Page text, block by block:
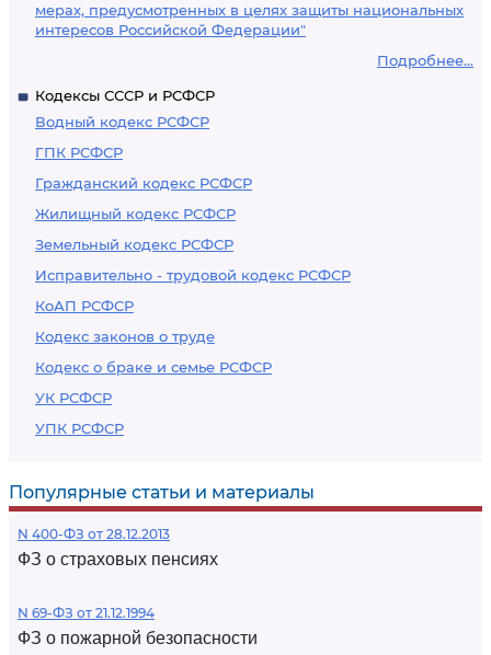
мерах, предусмотренных в целях защиты национальных
интересов Российской Федерации"
Подробнее...
Кодексы СССР и РСФСР
Водный кодекс РСФСР
ГПК РСФСР
Гражданский кодекс РСФСР
Жилищный кодекс РСФСР
Земельный кодекс РСФСР
Исправительно - трудовой кодекс РСФСР
КоАП РСФСР
Кодекс законов о труде
Кодекс о браке и семье РСФСР
УК РСФСР
УПК РСФСР
Популярные статьи и материалы
N 400-ФЗ от 28.12.2013
ФЗ о страховых пенсиях
N 69-ФЗ от 21.12.1994
ФЗ о пожарной безопасности